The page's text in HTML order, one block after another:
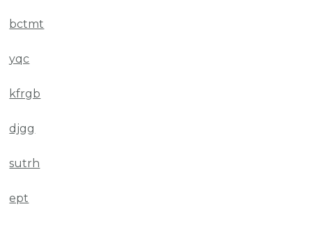
bctmt
yqc
kfrgb
djgg
sutrh
ept